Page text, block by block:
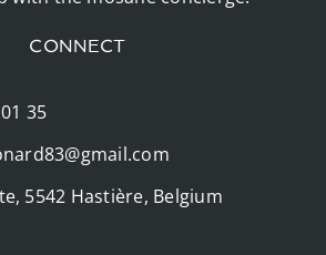
CONNECT
35
5542 Hastière, Belgium